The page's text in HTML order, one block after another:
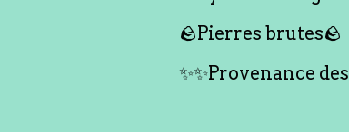
🪨Pierres brutes🪨
✨✨Provenance